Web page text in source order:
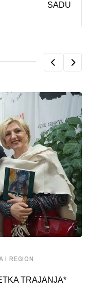
SADU
I REGION
TRAJANJA*